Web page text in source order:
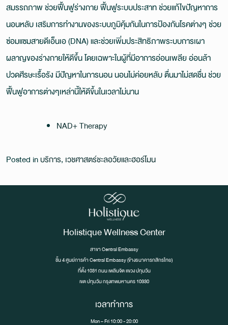
สมรรถภาพ ช่วยฟื้นฟูร่างกาย ฟื้นฟูระบบประสาท ช่วยแก้ไขปัญหาการ
นอนหลับ เสริมการทำงานของระบบภูมิคุ้มกันในการป้องกันโรคต่างๆ ช่วย
ซ่อมแซมสายดีเอ็นเอ (DNA) และช่วยเพิ่มประสิทธิภาพระบบการเผา
ผลาญของร่างกายให้ดีขึ้น โดยเฉพาะในผู้ที่มีอาการอ่อนเพลีย อ่อนล้า
ปวดศีรษะเรื้อรัง มีปัญหาในการนอน นอนไม่ค่อยหลับ ตื่นมาไม่สดชื่น ช่วย
ฟื้นฟูอาการต่างๆเหล่านี้ให้ดีขึ้นในเวลาไม่นาน
NAD+ Therapy
Posted inบริการ, เวชศาสตร์ชะลอวัยและฮอร์โมน
Holistique Wellness Center
สาขา Central Embassy
ชั้น 4 ศูนย์การค้า Central Embassy (ข้างธนาคารกสิกรไทย)
ที่ตั้ง 1031 ถนน เพลินจิต เเขวง ปทุมวัน
เขต ปทุมวัน กรุงเทพมหานคร 10330
เวลาทำการ
Mon – Fri 10:00 - 20:00